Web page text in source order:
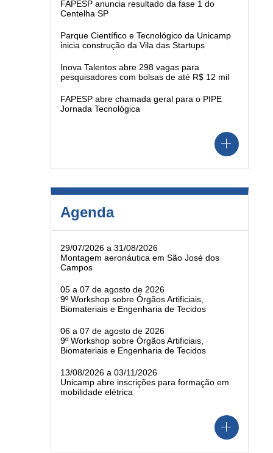
FAPESP anuncia resultado da fase 1 do
Centelha SP
Parque Científico e Tecnológico da Unicamp
inicia construção da Vila das Startups
Inova Talentos abre 298 vagas para
pesquisadores com bolsas de até R$ 12 mil
FAPESP abre chamada geral para o PIPE
Jornada Tecnológica
Agenda
29/07/2026 a 31/08/2026
Montagem aeronáutica em São José dos
Campos
05 a 07 de agosto de 2026
9º Workshop sobre Órgãos Artificiais,
Biomateriais e Engenharia de Tecidos
06 a 07 de agosto de 2026
9º Workshop sobre Órgãos Artificiais,
Biomateriais e Engenharia de Tecidos
13/08/2026 a 03/11/2026
Unicamp abre inscrições para formação em
mobilidade elétrica